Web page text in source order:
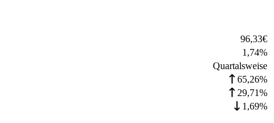
96,33€
1,74%
Quartalsweise
65,26%
29,71%
1,69%